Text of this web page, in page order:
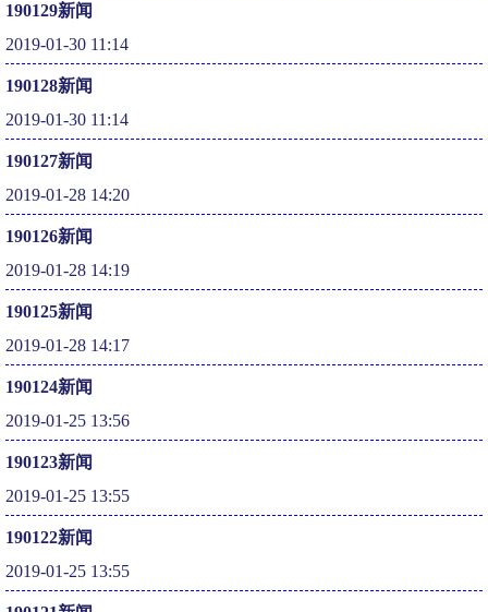
190129新闻
2019-01-30 11:14
190128新闻
2019-01-30 11:14
190127新闻
2019-01-28 14:20
190126新闻
2019-01-28 14:19
190125新闻
2019-01-28 14:17
190124新闻
2019-01-25 13:56
190123新闻
2019-01-25 13:55
190122新闻
2019-01-25 13:55